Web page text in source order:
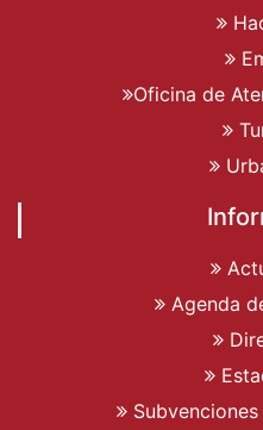
Oficina de
Agenda